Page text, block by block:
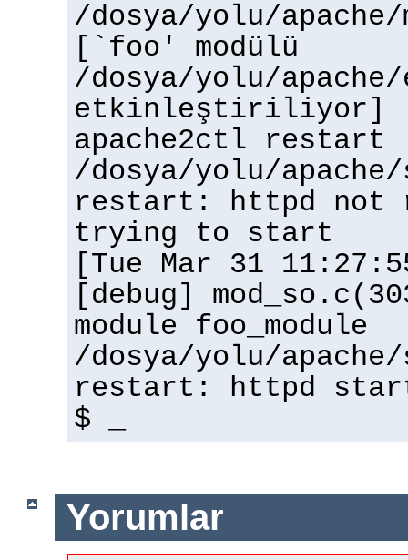
/dosya/yolu/apache/
[`foo' modülü
/dosya/yolu/
etkinleştiriliyor]
apache2ctl restart
/dosya/yolu/
restart: httpd not
trying to start
[Tue Mar 31
[debug]
module foo_module
/dosya/yolu/
restart: httpd
$ _
Yorumlar